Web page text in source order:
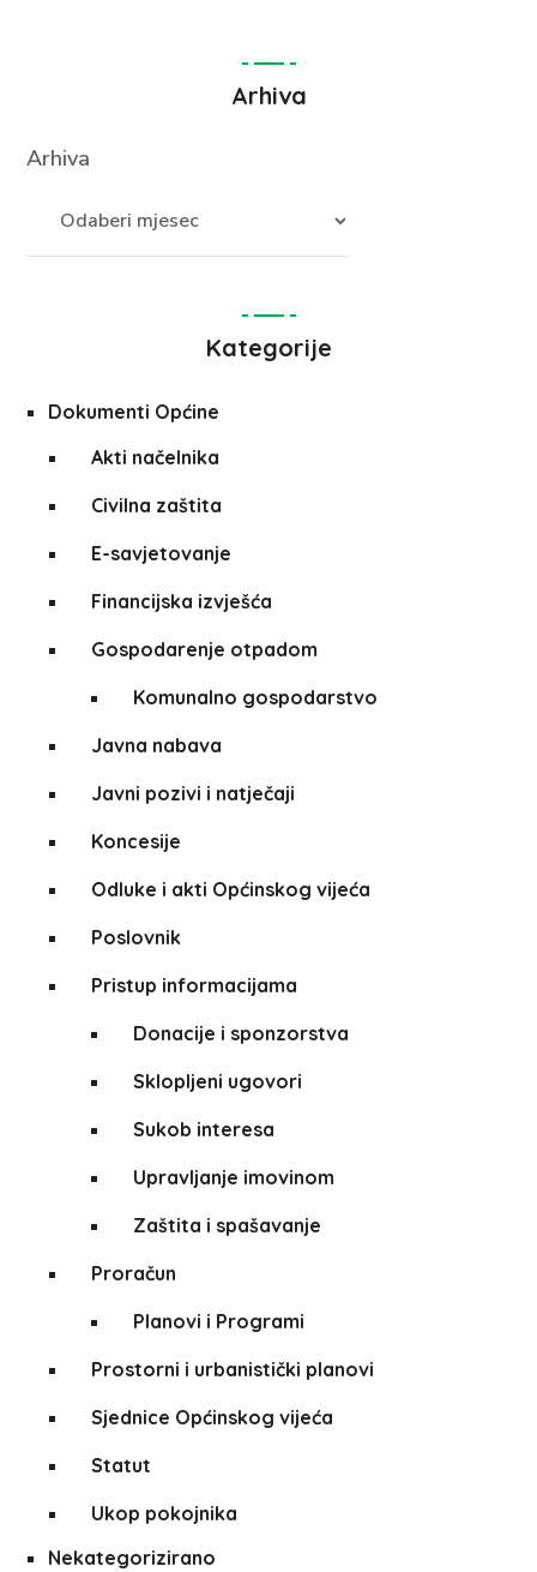
Arhiva
Arhiva
Kategorije
Dokumenti Općine
Akti načelnika
Civilna zaštita
E-savjetovanje
Financijska izvješća
Gospodarenje otpadom
Komunalno gospodarstvo
Javna nabava
Javni pozivi i natječaji
Koncesije
Odluke i akti Općinskog vijeća
Poslovnik
Pristup informacijama
Donacije i sponzorstva
Sklopljeni ugovori
Sukob interesa
Upravljanje imovinom
Zaštita i spašavanje
Proračun
Planovi i Programi
Prostorni i urbanistički planovi
Sjednice Općinskog vijeća
Statut
Ukop pokojnika
Nekategorizirano